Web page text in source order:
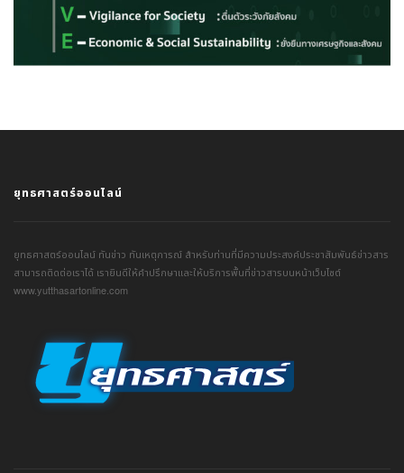
ยุทธศาสตร์ออนไลน์
ยุทธศาสตร์ออนไลน์ ทันข่าว ทันเหตุการณ์ สำหรับท่านที่มีความประสงค์ประชาสัมพันธ์ข่าวสาร
สามารถติดต่อเราได้ เรายินดีให้คำปรึกษาและให้บริการพื้นที่ข่าวสารบนหน้าเว็บไซต์
www.yutthasartonline.com